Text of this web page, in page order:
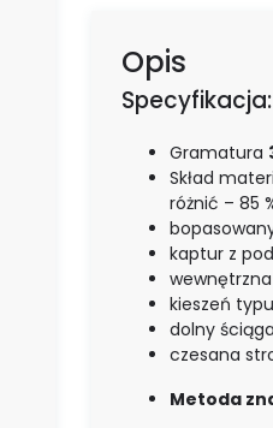
Opis
Specyfikacja:
Gramatura
Skład
różnić – 85
kaptur z
kieszeń
dolny
czesana
Metoda